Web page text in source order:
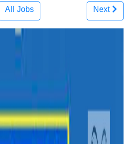
All Jobs Next